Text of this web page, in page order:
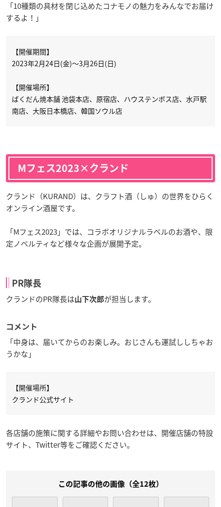
「10種類の具材を閉じ込めたコナモノの魅力をみんなでお届け
するよ！」
【開催期間】
2023年2月24日(金)～3月26日(日)
【開催場所】
ばくだん焼本舗 池袋本店、原宿店、ハウステンボス店、水戸駅
南店、大阪日本橋店、韓国ソウル店
Mフェス2023×クランド
クランド（KURAND）は、クラフト酒（しゅ）の世界をひらく
オンライン酒屋です。
「Mフェス2023」では、コラボオリジナルラベルのお酒や、限
定ノベルティなど様々な企画が展開予定。
PR隊長
クランドのPR隊長は山下次郎が担当します。
コメント
「中身は、届いてからのお楽しみ。おじさんも運試ししちゃお
うかな」
【開催場所】
クランド公式サイト
各店舗の施策に関する詳細やお問い合わせは、開催店舗の特設
サイト、Twitter等をご確認ください。
この記事の他の画像（全12枚）